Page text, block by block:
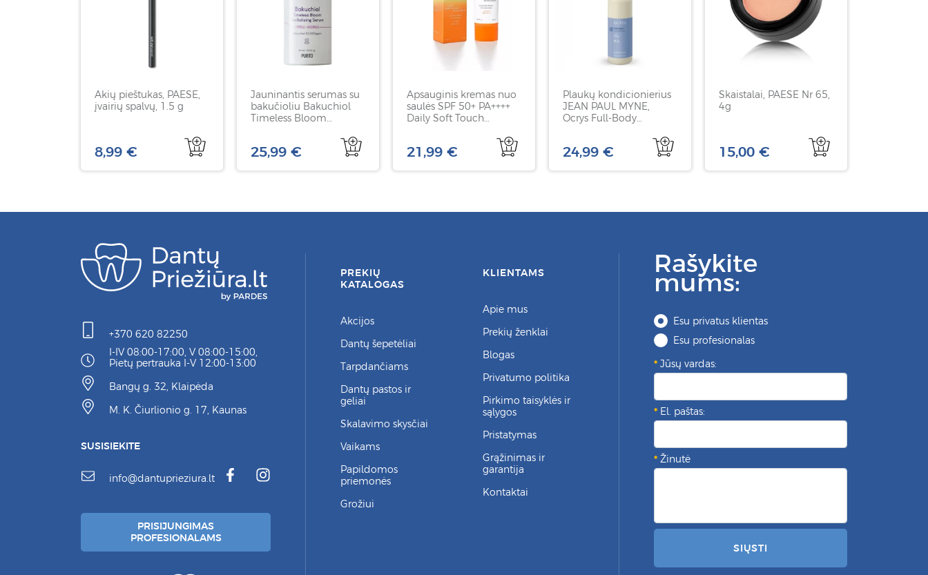
Akių pieštukas, PAESE,
įvairių spalvų, 1.5 g
8,99 €
Jauninantis serumas su
bakučioliu Bakuchiol
Timeless Bloom
25,99 €
Apsauginis kremas nuo
saulės SPF 50+ PA++++
Daily Soft Touch
21,99 €
Plaukų kondicionierius
JEAN PAUL MYNE,
Ocrys Full-Body
24,99 €
Skaistalai, PAESE Nr 65,
4g
15,00 €
+370 620 82250
I-IV 08:00-17:00, V 08:00-15:00,
Pietų pertrauka I-V 12:00-13:00
Bangų g. 32, Klaipėda
M. K. Čiurlionio g. 17, Kaunas
SUSISIEKITE
info@dantuprieziura.lt
PRISIJUNGIMAS
PROFESIONALAMS
PREKIŲ
KATALOGAS
Akcijos
Dantų šepetėliai
Tarpdančiams
Dantų pastos ir
geliai
Skalavimo skysčiai
Vaikams
Papildomos
priemonės
Grožiui
KLIENTAMS
Apie mus
Prekių ženklai
Blogas
Privatumo politika
Pirkimo taisyklės ir
sąlygos
Pristatymas
Grąžinimas ir
garantija
Kontaktai
Rašykite
mums:
Esu privatus klientas
Esu profesionalas
Jūsų vardas:
El. paštas:
Žinutė
SIŲSTI